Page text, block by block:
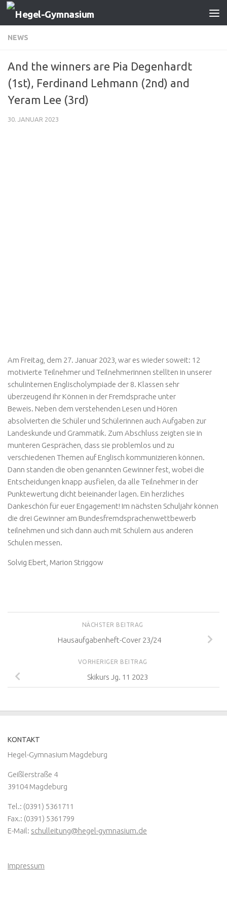
Zum Inhalt springen
NEWS
And the winners are Pia Degenhardt
(1st), Ferdinand Lehmann (2nd) and
Yeram Lee (3rd)
30. JANUAR 2023
Am Freitag, dem 27. Januar 2023, war es wieder soweit: 12
motivierte Teilnehmer und Teilnehmerinnen stellten in unserer
schulinternen Englischolympiade der 8. Klassen sehr
überzeugend ihr Können in der Fremdsprache unter
Beweis. Neben dem verstehenden Lesen und Hören
absolvierten die Schüler und Schülerinnen auch Aufgaben zur
Landeskunde und Grammatik. Zum Abschluss zeigten sie in
munteren Gesprächen, dass sie problemlos und zu
verschiedenen Themen auf Englisch kommunizieren können.
Dann standen die oben genannten Gewinner fest, wobei die
Entscheidungen knapp ausfielen, da alle Teilnehmer in der
Punktewertung dicht beieinander lagen. Ein herzliches
Dankeschön für euer Engagement! Im nächsten Schuljahr können
die drei Gewinner am Bundesfremdsprachenwettbewerb
teilnehmen und sich dann auch mit Schülern aus anderen
Schulen messen.
Solvig Ebert, Marion Striggow
NÄCHSTER BEITRAG
Hausaufgabenheft-Cover 23/24
VORHERIGER BEITRAG
Skikurs Jg. 11 2023
KONTAKT
Hegel-Gymnasium Magdeburg
Geißlerstraße 4
39104 Magdeburg
Tel.: (0391) 5361711
Fax.: (0391) 5361799
E-Mail: schulleitung@hegel-gymnasium.de
Impressum